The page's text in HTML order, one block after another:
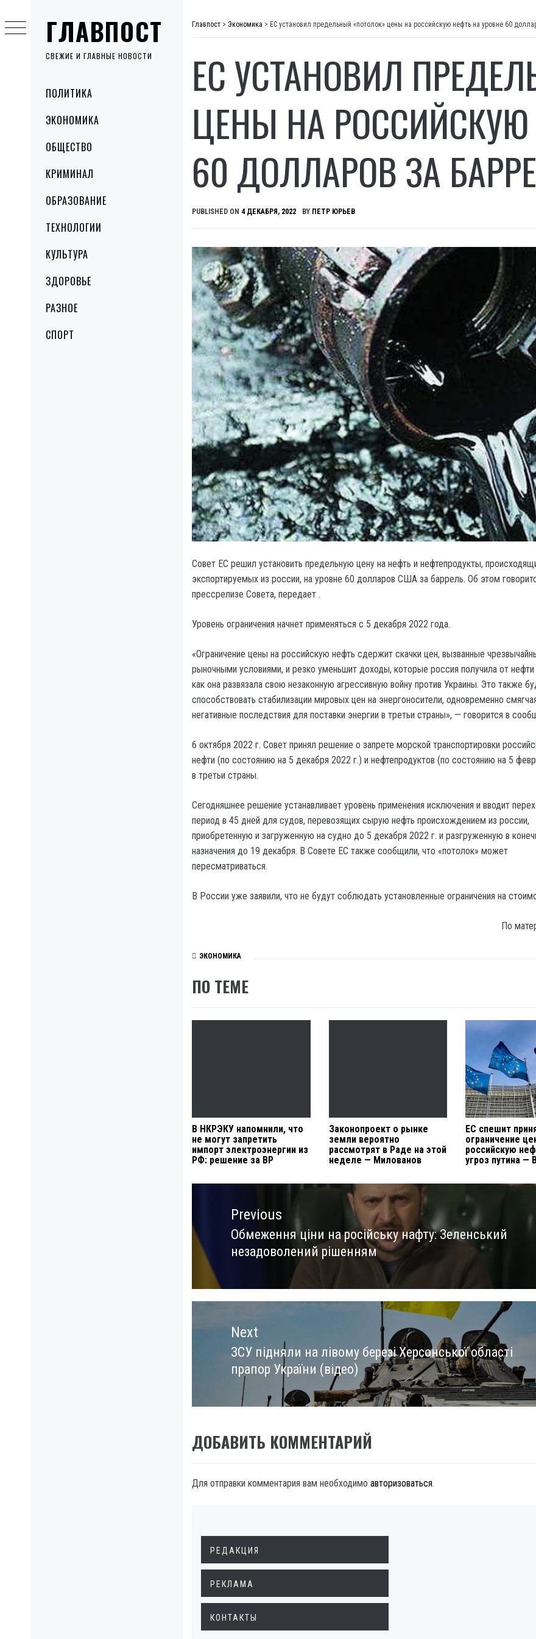
ГЛАВПОСТ
СВЕЖИЕ И ГЛАВНЫЕ НОВОСТИ
MenuПОЛИТИКА
ЭКОНОМИКА
ОБЩЕСТВО
КРИМИНАЛ
ОБРАЗОВАНИЕ
ТЕХНОЛОГИИ
КУЛЬТУРА
ЗДОРОВЬЕ
РАЗНОЕ
СПОРТ
to
content
Главпост > Экономика > ЕС установил предельный «потолок» цены на российскую нефть на уровне 60
ЕС УСТАНОВИЛ
ЦЕНЫ НА РОССИЙСКУЮ
60 ДОЛЛАРОВ ЗА
PUBLISHED ON 4 ДЕКАБРЯ, 2022 BY ПЕТР ЮРЬЕВ
Совет ЕС решил установить предельную цену на нефть и нефтепродукты,
экспортируемых из россии, на уровне 60 долларов США за баррель. Об этом
прессрелизе Совета, передает .
Уровень ограничения начнет применяться с 5 декабря 2022 года.
«Ограничение цены на российскую нефть сдержит скачки цен, вызванные
рыночными условиями, и резко уменьшит доходы, которые россия получила от нефти
как она развязала свою незаконную агрессивную войну против Украины. Это также
способствовать стабилизации мировых цен на энергоносители, одновременно
негативные последствия для поставки энергии в третьи страны», — говорится в
6 октября 2022 г. Совет принял решение о запрете морской транспортировки
нефти (по состоянию на 5 декабря 2022 г.) и нефтепродуктов (по состоянию на 5
в третьи страны.
Сегодняшнее решение устанавливает уровень применения исключения и вводит
период в 45 дней для судов, перевозящих сырую нефть происхождением из россии,
приобретенную и загруженную на судно до 5 декабря 2022 г. и разгруженную в
назначения до 19 декабря. В Совете ЕС также сообщили, что «потолок» может
пересматриваться.
В России уже заявили, что не будут соблюдать установленные ограничения на
По
ЭКОНОМИКА
ПО ТЕМЕ
В НКРЭКУ напомнили, что
не могут запретить
импорт электроэнергии из
РФ: решение за ВР
Законопроект о рынке
земли вероятно
рассмотрят в Раде на этой
неделе — Милованов
ЕС спешит
ограничение
российскую
угроз путина —
Навигация
записямPrevious
Previous
post:
Обмеження ціни на російську нафту: Зеленський
незадоволений рішенням
Next
Next
post:
ЗСУ підняли на лівому березі Херсонської області
прапор України (відео)
ДОБАВИТЬ КОММЕНТАРИЙ
Для отправки комментария вам необходимо авторизоваться.
РЕДАКЦИЯ
РЕКЛАМА
КОНТАКТЫ